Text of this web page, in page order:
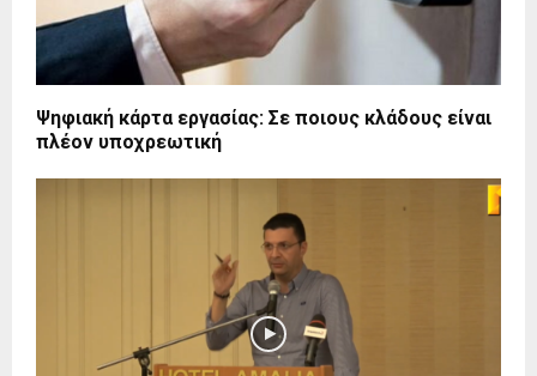
Ψηφιακή κάρτα εργασίας: Σε ποιους κλάδους είναι
πλέον υποχρεωτική